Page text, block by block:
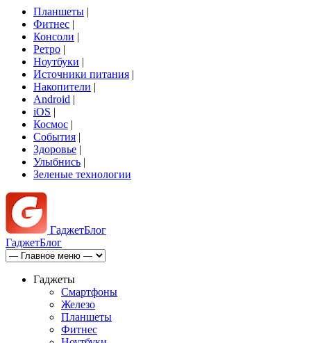
Планшеты |
Фитнес |
Консоли |
Ретро |
Ноутбуки |
Источники питания |
Накопители |
Android |
iOS |
Космос |
События |
Здоровье |
Улыбнись |
Зеленые технологии
ГаджетБлог
ГаджетБлог
Гаджеты
Смартфоны
Железо
Планшеты
Фитнес